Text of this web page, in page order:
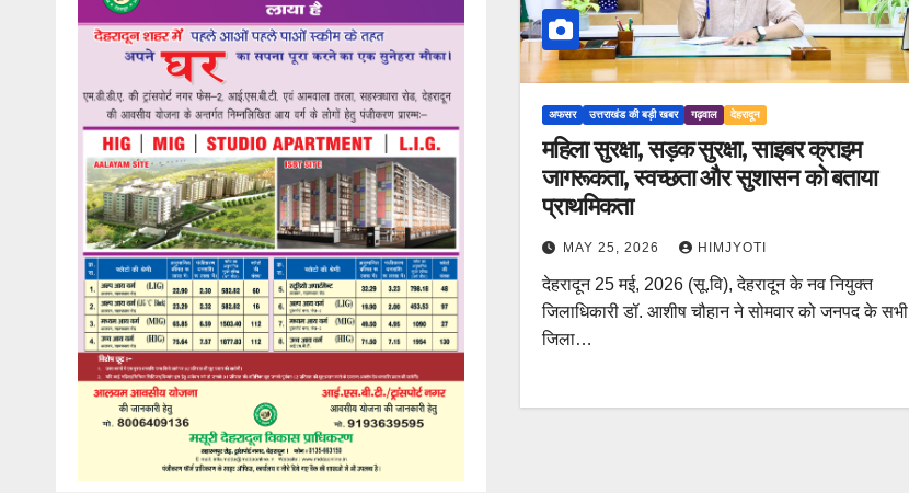
अफसर उत्तराखंड की बड़ी खबर गढ़वाल देहरादून
महिला सुरक्षा, सड़क सुरक्षा, साइबर क्राइम
जागरूकता, स्वच्छता और सुशासन को बताया
प्राथमिकता
MAY 25, 2026 HIMJYOTI
देहरादून 25 मई, 2026 (सू.वि), देहरादून के नव नियुक्त
जिलाधिकारी डॉ. आशीष चौहान ने सोमवार को जनपद के सभी
जिला…